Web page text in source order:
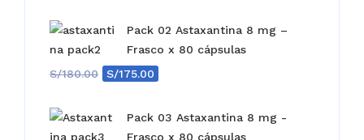
Pack 02 Astaxantina 8 mg –
Frasco x 80 cápsulas
S/180.00
El
original
era:
S/175.00
actual
Pack 03 Astaxantina 8 mg -
Frasco x 80 cápsulas